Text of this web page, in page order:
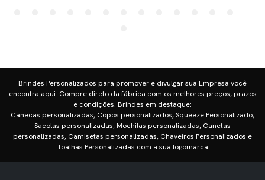
Brindes Personalizados para promover e divulgar sua Empresa você
encontra aqui. Compre direto da fábrica com os melhores preços, prazos
e condições. Brindes em destaque:
Canecas personalizadas, Copos personalizados, Squeeze Personalizado,
Sacolas personalizadas, Mochilas personalizadas, Canetas
personalizadas, Camisetas personalizadas, Chaveiros Personalizados e
Toalhas Personalizadas com a sua logomarca